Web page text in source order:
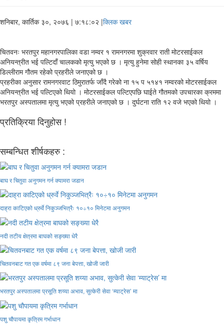
शनिबार, कार्तिक ३०, २०७६ | ७:१८:०२ |क्लिक खबर
चितवनः भरतपुर महानगरपालिका वडा नम्वर १ रामनगरमा शुक्रवार राती मोटरसाईकल
अनियन्त्रीत भई पल्टिदाँ चालकको मृत्यु भएको छ । मृत्यु हुनेमा सोही स्थानका ३५ वर्षिय
डिल्लीराम गौतम रहेको प्रहरीले जनाएको छ ।
प्रहरीका अनुसार रामनगरवाट ठिमुरातर्फ जाँदै गरेको ना १५ प ५१४१ नम्वरको मोटरसाईकल
अनियन्त्रीत भई पल्टिएको थियो । मोटरसाईकल पल्टिएपछि घाईते गौतमको उपचारका क्रममा
भरतपुर अस्पतालमा मृत्यु भएको प्रहरीले जनाएको छ । दुर्घटना राति १२ वजे भएको थियो ।
प्रतिक्रिया दिनुहोस !
सम्बन्धित शीर्षकहरु :
बाघ र चितुवा अनुगमन गर्न क्यामरा जडान
दाह्रा काटिएको ध्रुर्वे निकुञ्जभित्रैः १०÷१० मिनेटमा अनुगमन
नदी तटीय क्षेत्रमा बाघको सङ्ख्या धेरै
चितवनबाट गत एक वर्षमा ८९ जना बेपत्ता, खोजी जारी
भरतपुर अस्पतालमा प्रसूति शय्या अभाव, सुत्केरी सेवा ‘म्याट्रेस’ मा
पशु चौपायमा कृत्रिम गर्भाधान